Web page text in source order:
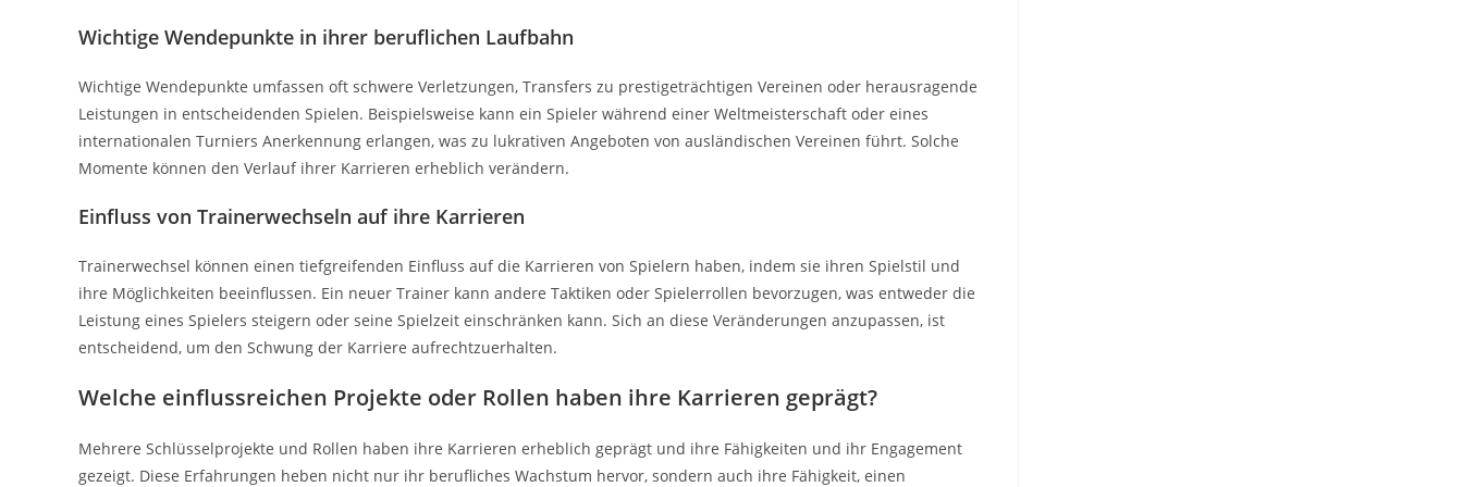
Wichtige Wendepunkte in ihrer beruflichen Laufbahn
Wichtige Wendepunkte umfassen oft schwere Verletzungen, Transfers zu prestigeträchtigen Vereinen oder herausragende
Leistungen in entscheidenden Spielen. Beispielsweise kann ein Spieler während einer Weltmeisterschaft oder eines
internationalen Turniers Anerkennung erlangen, was zu lukrativen Angeboten von ausländischen Vereinen führt. Solche
Momente können den Verlauf ihrer Karrieren erheblich verändern.
Einfluss von Trainerwechseln auf ihre Karrieren
Trainerwechsel können einen tiefgreifenden Einfluss auf die Karrieren von Spielern haben, indem sie ihren Spielstil und
ihre Möglichkeiten beeinflussen. Ein neuer Trainer kann andere Taktiken oder Spielerrollen bevorzugen, was entweder die
Leistung eines Spielers steigern oder seine Spielzeit einschränken kann. Sich an diese Veränderungen anzupassen, ist
entscheidend, um den Schwung der Karriere aufrechtzuerhalten.
Welche einflussreichen Projekte oder Rollen haben ihre Karrieren geprägt?
Mehrere Schlüsselprojekte und Rollen haben ihre Karrieren erheblich geprägt und ihre Fähigkeiten und ihr Engagement
gezeigt. Diese Erfahrungen heben nicht nur ihr berufliches Wachstum hervor, sondern auch ihre Fähigkeit, einen